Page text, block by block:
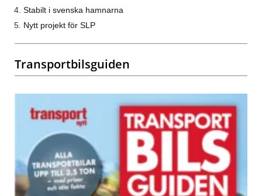
Stabilt i svenska hamnarna
Nytt projekt för SLP
Transportbilsguiden